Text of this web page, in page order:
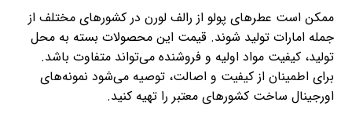
ممکن است عطرهای پولو از رالف لورن در کشورهای مختلف از
جمله امارات تولید شوند. قیمت این محصولات بسته به محل
تولید، کیفیت مواد اولیه و فروشنده می‌تواند متفاوت باشد.
برای اطمینان از کیفیت و اصالت، توصیه می‌شود نمونه‌های
اورجینال ساخت کشورهای معتبر را تهیه کنید.